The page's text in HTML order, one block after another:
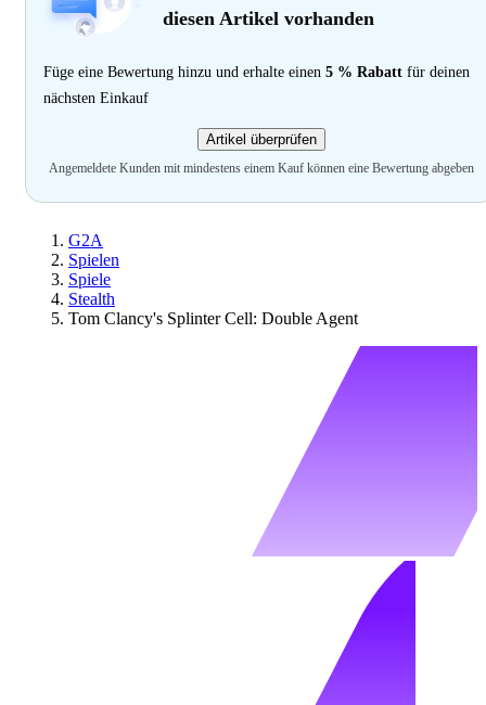
diesen Artikel vorhanden
Füge eine Bewertung hinzu und erhalte einen 5 % Rabatt für deinen
nächsten Einkauf
Artikel überprüfen
Angemeldete Kunden mit mindestens einem Kauf können eine Bewertung abgeben
G2A
Spielen
Spiele
Stealth
Tom Clancy's Splinter Cell: Double Agent